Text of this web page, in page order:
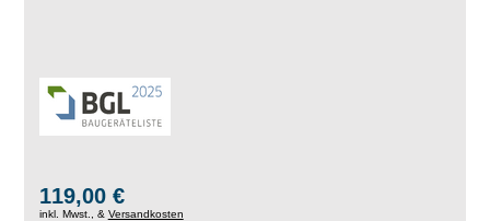
119,00 €
inkl. Mwst., & Versandkosten